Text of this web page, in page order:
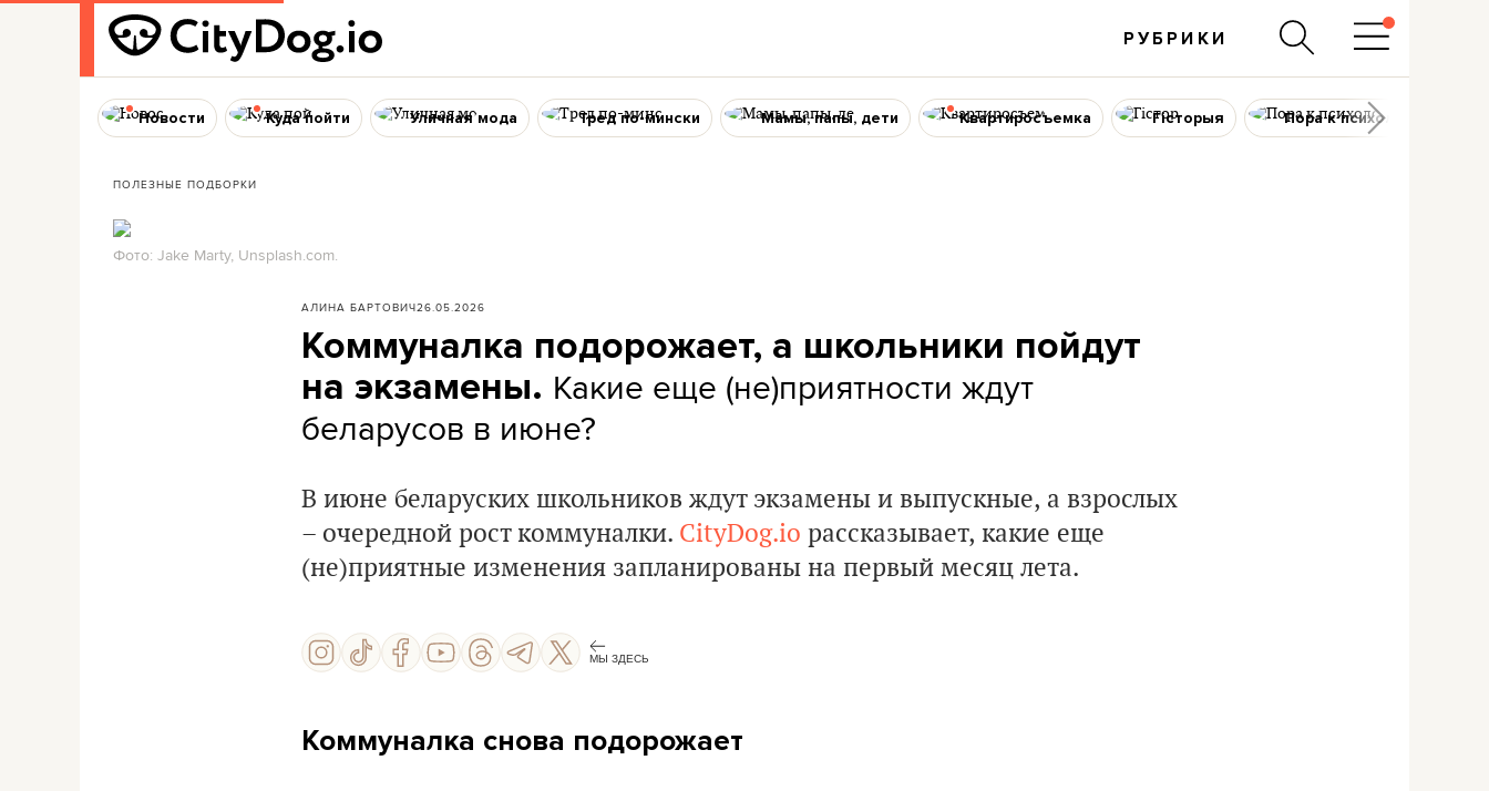
РУБРИКИ
Новости Куда пойти Уличная мода Тред по-мински Мамы, папы, дети Квартиросъемка Гісторыя Пора к психологу
ПОЛЕЗНЫЕ ПОДБОРКИ
Фото: Jake Marty, Unsplash.com.
АЛИНА БАРТОВИЧ26.05.2026
Коммуналка подорожает, а школьники пойдут
на экзамены. Какие еще (не)приятности ждут
беларусов в июне?
В июне беларуских школьников ждут экзамены и выпускные, а взрослых
– очередной рост коммуналки. CityDog.io рассказывает, какие еще
(не)приятные изменения запланированы на первый месяц лета.
МЫ ЗДЕСЬ
Коммуналка снова подорожает